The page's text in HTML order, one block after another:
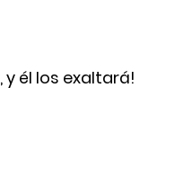
y él los exaltará!